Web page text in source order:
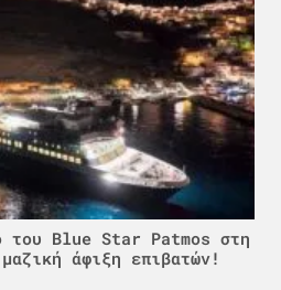
του Blue Star Patmos στη
άφιξη επιβατών!